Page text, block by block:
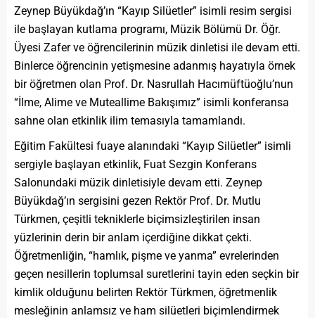
Zeynep Büyükdağ’ın “Kayıp Silüetler” isimli resim sergisi
ile başlayan kutlama programı, Müzik Bölümü Dr. Öğr.
Üyesi Zafer ve öğrencilerinin müzik dinletisi ile devam etti.
Binlerce öğrencinin yetişmesine adanmış hayatıyla örnek
bir öğretmen olan Prof. Dr. Nasrullah Hacımüftüoğlu’nun
“İlme, Alime ve Muteallime Bakışımız” isimli konferansa
sahne olan etkinlik ilim temasıyla tamamlandı.
Eğitim Fakültesi fuaye alanındaki “Kayıp Silüetler” isimli
sergiyle başlayan etkinlik, Fuat Sezgin Konferans
Salonundaki müzik dinletisiyle devam etti. Zeynep
Büyükdağ’ın sergisini gezen Rektör Prof. Dr. Mutlu
Türkmen, çeşitli tekniklerle biçimsizleştirilen insan
yüzlerinin derin bir anlam içerdiğine dikkat çekti.
Öğretmenliğin, “hamlık, pişme ve yanma” evrelerinden
geçen nesillerin toplumsal suretlerini tayin eden seçkin bir
kimlik olduğunu belirten Rektör Türkmen, öğretmenlik
mesleğinin anlamsız ve ham silüetleri biçimlendirmek